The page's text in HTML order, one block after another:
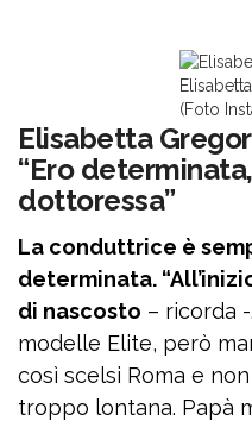
(Foto
Elisabetta
“Ero
dottoressa”
La conduttrice è
determinata.
di nascosto – ricorda
modelle Elite, però
così scelsi Roma e
troppo lontana. Papà